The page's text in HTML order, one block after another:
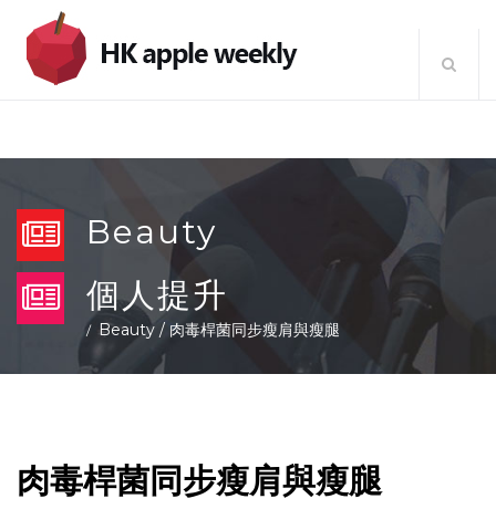
Beauty
個人提升
Beauty /肉毒桿菌同步瘦肩與瘦腿
肉毒桿菌同步瘦肩與瘦腿